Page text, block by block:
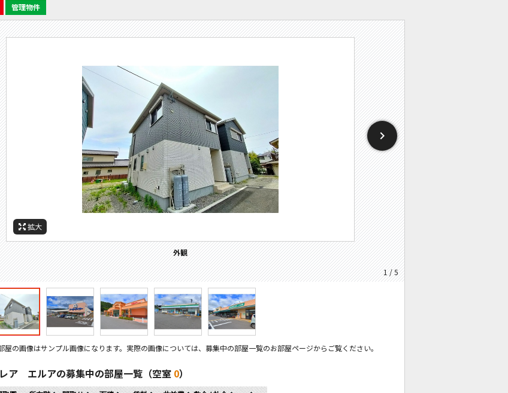
管理物件
拡大
外観
1 / 5
拡大
周辺施設：ホームセンター
拡大
周辺施設：ドラックストア
拡大
周辺施設：コンビニ
拡大
周辺施設：スーパー
屋の画像はサンプル画像になります。実際の画像については、募集中の部屋一覧のお部屋ページからご覧ください。
ア エルアの募集中の部屋一覧（空室 0）